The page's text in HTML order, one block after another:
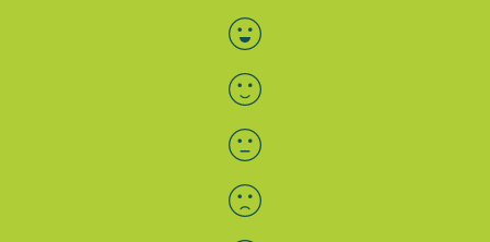
Bewertung auswählen